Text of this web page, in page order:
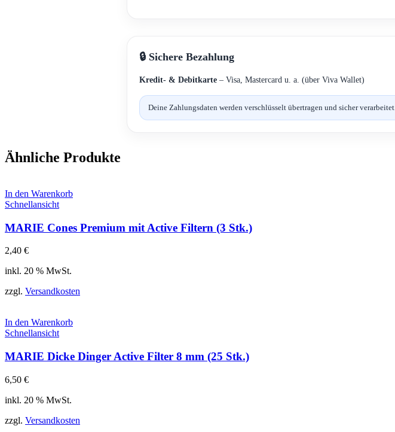
🔒 Sichere Bezahlung
Kredit- & Debitkarte – Visa, Mastercard u. a. (über Viva Wallet)
Deine Zahlungsdaten werden verschlüsselt übertragen und sicher verarbeitet.
Ähnliche Produkte
In den Warenkorb
Schnellansicht
MARIE Cones Premium mit Active Filtern (3 Stk.)
2,40 €
inkl. 20 % MwSt.
zzgl. Versandkosten
In den Warenkorb
Schnellansicht
MARIE Dicke Dinger Active Filter 8 mm (25 Stk.)
6,50 €
inkl. 20 % MwSt.
zzgl. Versandkosten